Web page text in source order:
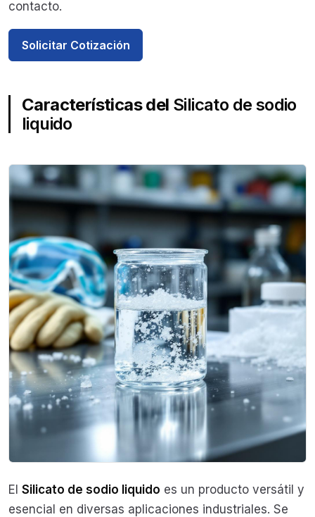
contacto.
Solicitar Cotización
Características del Silicato de sodio
liquido
El Silicato de sodio liquido es un producto versátil y
esencial en diversas aplicaciones industriales. Se